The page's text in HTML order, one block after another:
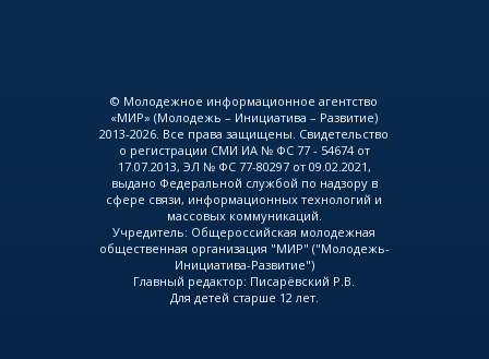
© Молодежное информационное агентство
«МИР» (Молодежь – Инициатива – Развитие)
2013-2026. Все права защищены. Свидетельство
о регистрации СМИ ИА № ФС 77 - 54674 от
17.07.2013, ЭЛ № ФС 77-80297 от 09.02.2021,
выдано Федеральной службой по надзору в
сфере связи, информационных технологий и
массовых коммуникаций.
Учредитель: Общероссийская молодежная
общественная организация "МИР" ("Молодежь-
Инициатива-Развитие")
Главный редактор: Писарёвский Р.В.
Для детей старше 12 лет.